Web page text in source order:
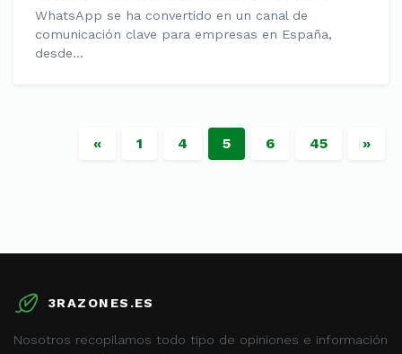
WhatsApp se ha convertido en un canal de
comunicación clave para empresas en España,
desde...
« 1 4 5 6 45 »
3RAZONES.ES
Nosotros recopilamos todo tipo de opiniones e información